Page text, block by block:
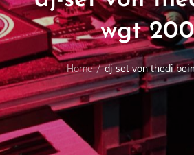
wgt
Home dj-set von thedi